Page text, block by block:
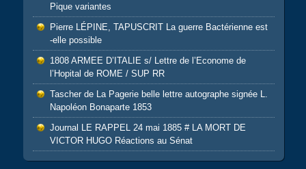
Pique variantes
Pierre LÉPINE, TAPUSCRIT La guerre Bactérienne est
-elle possible
1808 ARMEE D’ITALIE s/ Lettre de l’Econome de
l’Hopital de ROME / SUP RR
Tascher de La Pagerie belle lettre autographe signée L.
Napoléon Bonaparte 1853
Journal LE RAPPEL 24 mai 1885 # LA MORT DE
VICTOR HUGO Réactions au Sénat